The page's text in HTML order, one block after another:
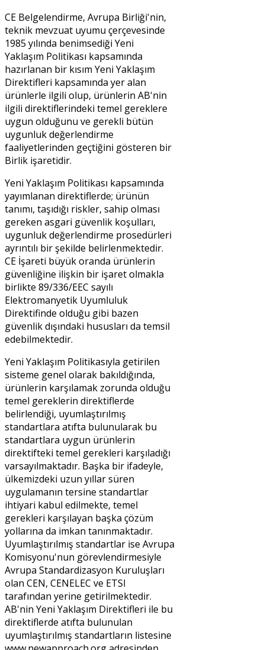
CE Belgelendirme, Avrupa Birliği'nin,
teknik mevzuat uyumu çerçevesinde
1985 yılında benimsediği Yeni
Yaklaşım Politikası kapsamında
hazırlanan bir kısım Yeni Yaklaşım
Direktifleri kapsamında yer alan
ürünlerle ilgili olup, ürünlerin AB'nin
ilgili direktiflerindeki temel gereklere
uygun olduğunu ve gerekli bütün
uygunluk değerlendirme
faaliyetlerinden geçtiğini gösteren bir
Birlik işaretidir.
Yeni Yaklaşım Politikası kapsamında
yayımlanan direktiflerde; ürünün
tanımı, taşıdığı riskler, sahip olması
gereken asgari güvenlik koşulları,
uygunluk değerlendirme prosedürleri
ayrıntılı bir şekilde belirlenmektedir.
CE İşareti büyük oranda ürünlerin
güvenliğine ilişkin bir işaret olmakla
birlikte 89/336/EEC sayılı
Elektromanyetik Uyumluluk
Direktifinde olduğu gibi bazen
güvenlik dışındaki hususları da temsil
edebilmektedir.
Yeni Yaklaşım Politikasıyla getirilen
sisteme genel olarak bakıldığında,
ürünlerin karşılamak zorunda olduğu
temel gereklerin direktiflerde
belirlendiği, uyumlaştırılmış
standartlara atıfta bulunularak bu
standartlara uygun ürünlerin
direktifteki temel gerekleri karşıladığı
varsayılmaktadır. Başka bir ifadeyle,
ülkemizdeki uzun yıllar süren
uygulamanın tersine standartlar
ihtiyari kabul edilmekte, temel
gerekleri karşılayan başka çözüm
yollarına da imkan tanınmaktadır.
Uyumlaştırılmış standartlar ise Avrupa
Komisyonu'nun görevlendirmesiyle
Avrupa Standardizasyon Kuruluşları
olan CEN, CENELEC ve ETSI
tarafından yerine getirilmektedir.
AB'nin Yeni Yaklaşım Direktifleri ile bu
direktiflerde atıfta bulunulan
uyumlaştırılmış standartların listesine